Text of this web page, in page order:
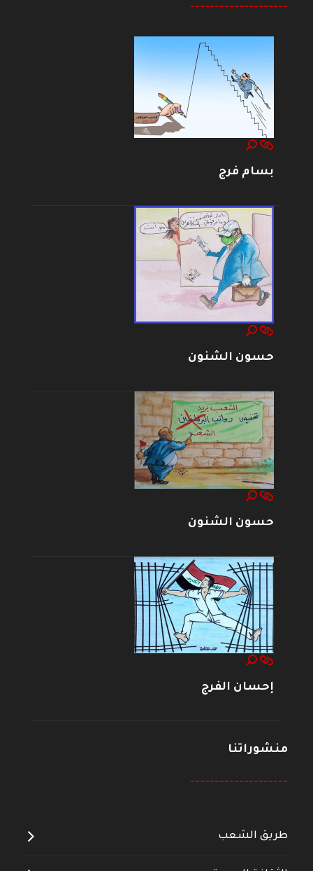
--------------------
بسام فرج
حسون الشنون
حسون الشنون
إحسان الفرج
منشوراتنا
--------------------
طريق الشعب